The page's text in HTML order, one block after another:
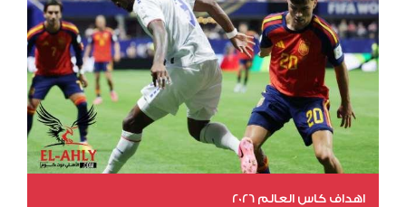
اهداف كاس العالم 2026